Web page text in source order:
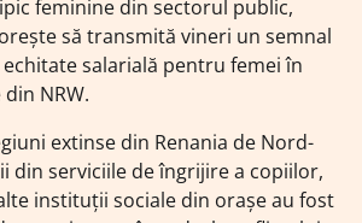
feminine din sectorul public,
să transmită vineri un semnal
salarială pentru femei în
NRW.
extinse din Renania de Nord-
din serviciile de îngrijire a copiilor,
instituții sociale din orașe au fost